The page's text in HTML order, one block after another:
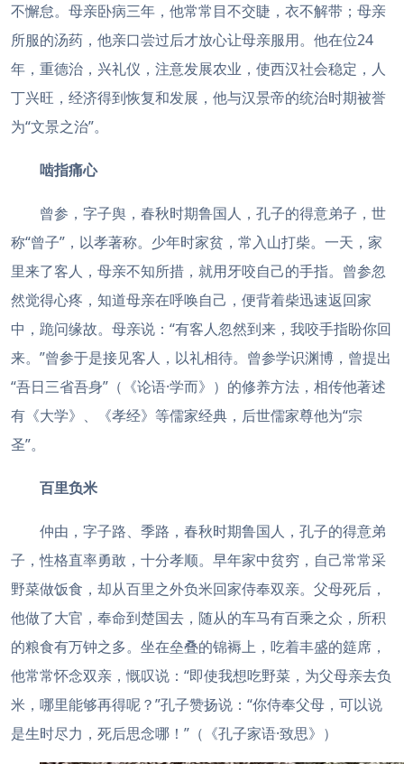
不懈怠。母亲卧病三年，他常常目不交睫，衣不解带；母亲
所服的汤药，他亲口尝过后才放心让母亲服用。他在位24
年，重德治，兴礼仪，注意发展农业，使西汉社会稳定，人
丁兴旺，经济得到恢复和发展，他与汉景帝的统治时期被誉
为“文景之治”。
啮指痛心
曾参，字子舆，春秋时期鲁国人，孔子的得意弟子，世
称“曾子”，以孝著称。少年时家贫，常入山打柴。一天，家
里来了客人，母亲不知所措，就用牙咬自己的手指。曾参忽
然觉得心疼，知道母亲在呼唤自己，便背着柴迅速返回家
中，跪问缘故。母亲说：“有客人忽然到来，我咬手指盼你回
来。”曾参于是接见客人，以礼相待。曾参学识渊博，曾提出
“吾日三省吾身”（《论语·学而》）的修养方法，相传他著述
有《大学》、《孝经》等儒家经典，后世儒家尊他为“宗
圣”。
百里负米
仲由，字子路、季路，春秋时期鲁国人，孔子的得意弟
子，性格直率勇敢，十分孝顺。早年家中贫穷，自己常常采
野菜做饭食，却从百里之外负米回家侍奉双亲。父母死后，
他做了大官，奉命到楚国去，随从的车马有百乘之众，所积
的粮食有万钟之多。坐在垒叠的锦褥上，吃着丰盛的筵席，
他常常怀念双亲，慨叹说：“即使我想吃野菜，为父母亲去负
米，哪里能够再得呢？”孔子赞扬说：“你侍奉父母，可以说
是生时尽力，死后思念哪！”（《孔子家语·致思》）